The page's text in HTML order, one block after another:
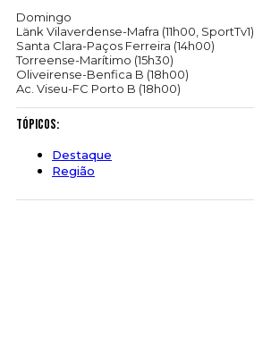
Domingo
Länk Vilaverdense-Mafra (11h00, SportTv1)
Santa Clara-Paços Ferreira (14h00)
Torreense-Marítimo (15h30)
Oliveirense-Benfica B (18h00)
Ac. Viseu-FC Porto B (18h00)
Tópicos:
Destaque
Região